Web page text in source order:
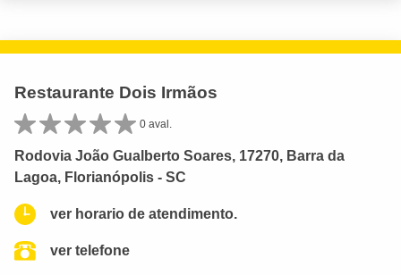
Restaurante Dois Irmãos
0 aval.
Rodovia João Gualberto Soares, 17270, Barra da
Lagoa, Florianópolis - SC
ver horario de atendimento.
ver telefone